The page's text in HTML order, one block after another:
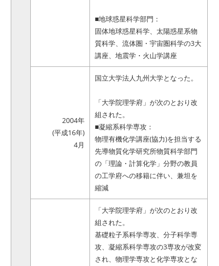
■地球惑星科学部門：
固体地球惑星科学、太陽惑星系物
質科学、流体圏・宇宙圏科学の3大
講座、地震学・火山学講座
2004年
(平成16年)
4月
国立大学法人九州大学となった。
「大学院理学府」が次のとおり改
組された。
■凝縮系科学専攻：
物理有機化学講座(協力)を担当する
先導物質化学研究所物質科学部門
の「理論・計算化学」分野の教員
の工学府への移籍に伴い、兼坦を
縮減
「大学院理学府」が次のとおり改
組された。
基礎粒子系科学専攻、分子科学専
攻、凝縮系科学専攻の3専攻が改変
され、物理学専攻と化学専攻とな